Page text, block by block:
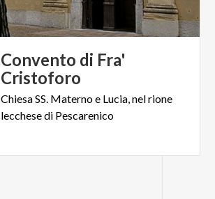
Convento di Fra'
Cristoforo
ChiesaSS. Maternoe Lucia,nelrione
lecchesedi Pescarenico